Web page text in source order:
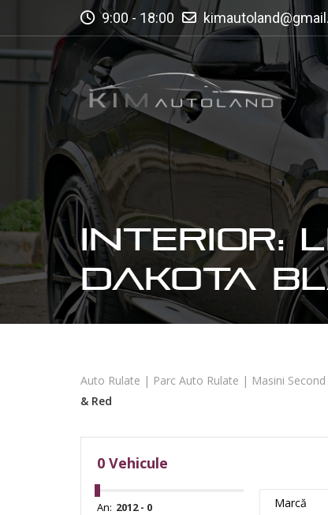
9:00 - 18:00
INTERIOR:
DAKOTA
Auto Rulate | Parc Auto Rulate | Masini
& Red
0 Vehicule
An: Marcă